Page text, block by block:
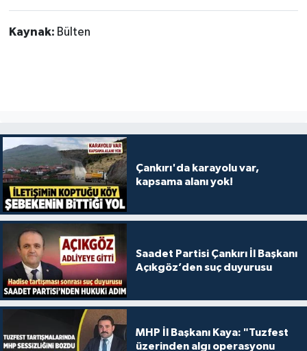
Kaynak: Bülten
Çankırı'da karayolu var,
kapsama alanı yok!
Saadet Partisi Çankırı İl Başkanı
Açıkgöz’den suç duyurusu
MHP İl Başkanı Kaya: "Tuzfest
üzerinden algı operasyonu